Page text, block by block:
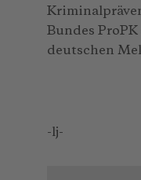
Bundes
deutschen
-lj-